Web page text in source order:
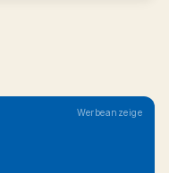
Werbeanzeige